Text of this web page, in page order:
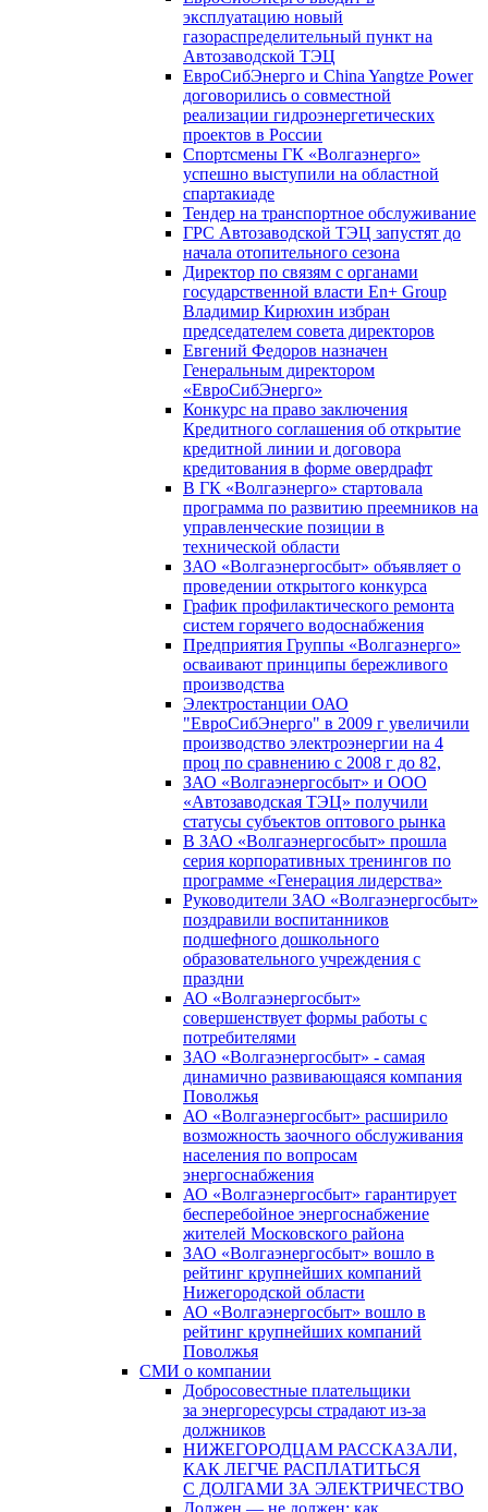
эксплуатацию новый
газораспределительный пункт на
Автозаводской ТЭЦ
ЕвроСибЭнерго и China Yangtze Power
договорились о совместной
реализации гидроэнергетических
проектов в России
Спортсмены ГК «Волгаэнерго»
успешно выступили на областной
спартакиаде
Тендер на транспортное обслуживание
ГРС Автозаводской ТЭЦ запустят до
начала отопительного сезона
Директор по связям с органами
государственной власти En+ Group
Владимир Кирюхин избран
председателем совета директоров
Евгений Федоров назначен
Генеральным директором
«ЕвроСибЭнерго»
Конкурс на право заключения
Кредитного соглашения об открытие
кредитной линии и договора
кредитования в форме овердрафт
В ГК «Волгаэнерго» стартовала
программа по развитию преемников на
управленческие позиции в
технической области
ЗАО «Волгаэнергосбыт» объявляет о
проведении открытого конкурса
График профилактического ремонта
систем горячего водоснабжения
Предприятия Группы «Волгаэнерго»
осваивают принципы бережливого
производства
Электростанции ОАО
"ЕвроСибЭнерго" в 2009 г увеличили
производство электроэнергии на 4
проц по сравнению с 2008 г до 82,
ЗАО «Волгаэнергосбыт» и ООО
«Автозаводская ТЭЦ» получили
статусы субъектов оптового рынка
В ЗАО «Волгаэнергосбыт» прошла
серия корпоративных тренингов по
программе «Генерация лидерства»
Руководители ЗАО «Волгаэнергосбыт»
поздравили воспитанников
подшефного дошкольного
образовательного учреждения с
праздни
АО «Волгаэнергосбыт»
совершенствует формы работы с
потребителями
ЗАО «Волгаэнергосбыт» - самая
динамично развивающаяся компания
Поволжья
АО «Волгаэнергосбыт» расширило
возможность заочного обслуживания
населения по вопросам
энергоснабжения
АО «Волгаэнергосбыт» гарантирует
бесперебойное энергоснабжение
жителей Московского района
ЗАО «Волгаэнергосбыт» вошло в
рейтинг крупнейших компаний
Нижегородской области
АО «Волгаэнергосбыт» вошло в
рейтинг крупнейших компаний
Поволжья
СМИ о компании
Добросовестные плательщики
за энергоресурсы страдают из-за
должников
НИЖЕГОРОДЦАМ РАССКАЗАЛИ,
КАК ЛЕГЧЕ РАСПЛАТИТЬСЯ
С ДОЛГАМИ ЗА ЭЛЕКТРИЧЕСТВО